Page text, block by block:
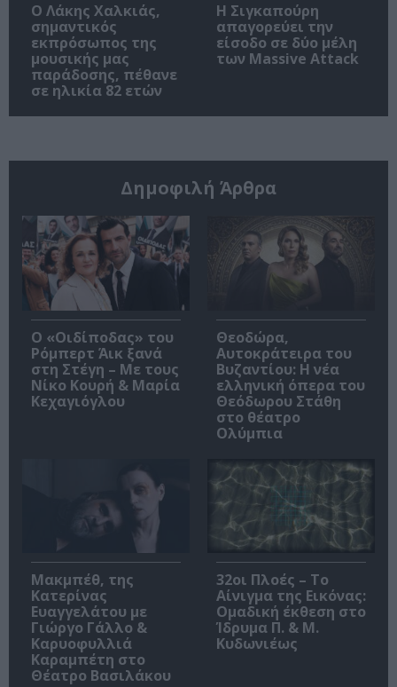
Ο Λάκης Χαλκιάς,
σημαντικός
εκπρόσωπος της
μουσικής μας
παράδοσης, πέθανε
σε ηλικία 82 ετών
Η Σιγκαπούρη
απαγορεύει την
είσοδο σε δύο μέλη
των Massive Attack
Δημοφιλή Άρθρα
O «Οιδίποδας» του
Ρόμπερτ Άικ ξανά
στη Στέγη – Με τους
Νίκο Κουρή & Μαρία
Κεχαγιόγλου
Θεοδώρα,
Αυτοκράτειρα του
Βυζαντίου: Η νέα
ελληνική όπερα του
Θεόδωρου Στάθη
στο θέατρο
Ολύμπια
Μακμπέθ, της
Κατερίνας
Ευαγγελάτου με
Γιώργο Γάλλο &
Καρυοφυλλιά
Καραμπέτη στο
Θέατρο Βασιλάκου
32οι Πλοές – Το
Αίνιγμα της Εικόνας:
Ομαδική έκθεση στο
Ίδρυμα Π. & Μ.
Κυδωνιέως